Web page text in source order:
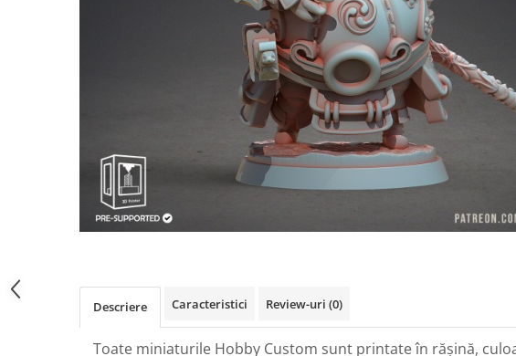
Descriere Caracteristici Review-uri (0)
Toate miniaturile Hobby Custom sunt printate în rășină,